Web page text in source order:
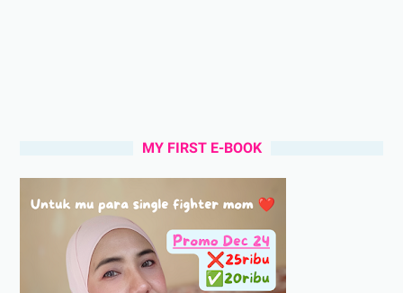
MY FIRST E-BOOK